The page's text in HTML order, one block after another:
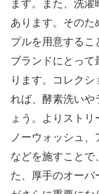
ます。また、洗
あります。そのた
プルを用意するこ
ブランドにとって
ります。コレク
れば、酵素洗いや
ょう。よりスト
ノーウォッシュ
などを施すことで
た、厚手のオーバ